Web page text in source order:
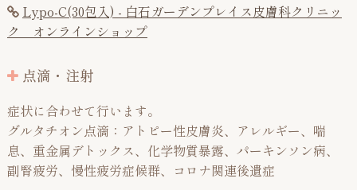
Lypo-C(30包入) - 白石ガーデンプレイス皮膚科クリニッ
ク オンラインショップ
点滴・注射
症状に合わせて行います。
グルタチオン点滴：アトピー性皮膚炎、アレルギー、喘
息、重金属デトックス、化学物質暴露、パーキンソン病、
副腎疲労、慢性疲労症候群、コロナ関連後遺症